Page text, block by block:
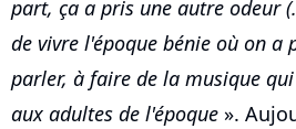
part, ça a pris une autre odeur
de vivre l'époque bénie où on a
parler, à faire de la musique
aux adultes de l'époque ».